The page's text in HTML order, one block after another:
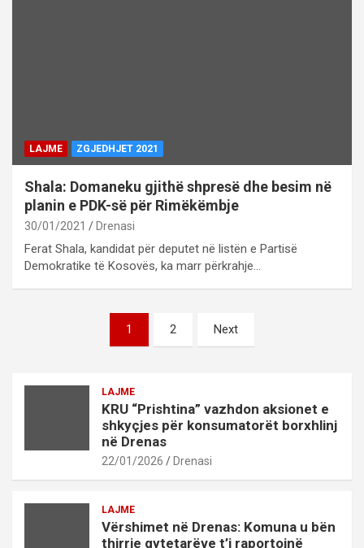
LAJME ZGJEDHJET 2021
Shala: Domaneku gjithë shpresë dhe besim në
planin e PDK-së për Rimëkëmbje
30/01/2021 Drenasi
Ferat Shala, kandidat për deputet në listën e Partisë
Demokratike të Kosovës, ka marr përkrahje…
1 2 Next
LAJME
KRU “Prishtina” vazhdon aksionet e
shkyçjes për konsumatorët borxhlinj
në Drenas
22/01/2026 Drenasi
LAJME
Vërshimet në Drenas: Komuna u bën
thirrje qytetarëve t’i raportojnë